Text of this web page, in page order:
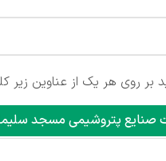
بر روی هر یک از عناوین زیر
صنایع پتروشیمی مسجد